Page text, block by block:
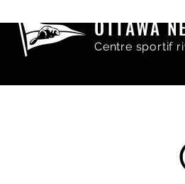
OTTAWA
Centre sportif